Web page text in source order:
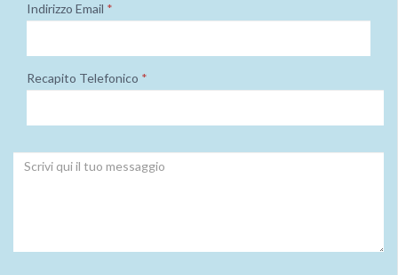
Indirizzo Email *
Recapito Telefonico *